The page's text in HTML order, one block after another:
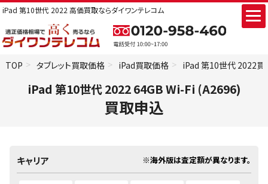
iPad 第10世代 2022 高価買取ならダイワンテレコム
TOP タブレット買取価格 iPad買取価格 iPad 第10世代 2022買
iPad 第10世代 2022 64GB Wi-Fi (A2696)
買取申込
キャリア ※海外版は査定額が異なります。